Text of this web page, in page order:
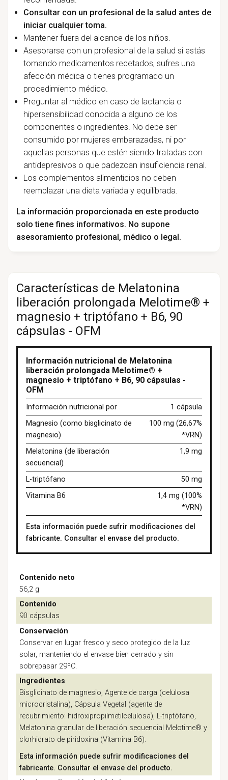
Consultar con un profesional de la salud antes de
iniciar cualquier toma.
Mantener fuera del alcance de los niños.
Asesorarse con un profesional de la salud si estás
tomando medicamentos recetados, sufres una
afección médica o tienes programado un
procedimiento médico.
Preguntar al médico en caso de lactancia o
hipersensibilidad conocida a alguno de los
componentes o ingredientes. No debe ser
consumido por mujeres embarazadas, ni por
aquellas personas que estén siendo tratadas con
antidepresivos o que padezcan insuficiencia renal.
Los complementos alimenticios no deben
reemplazar una dieta variada y equilibrada.
La información proporcionada en este producto
solo tiene fines informativos. No supone
asesoramiento profesional, médico o legal.
Características de Melatonina
liberación prolongada Melotime® +
magnesio + triptófano + B6, 90
cápsulas - OFM
Información nutricional de Melatonina
liberación prolongada Melotime® +
magnesio + triptófano + B6, 90 cápsulas -
OFM
Información nutricional por
1 cápsula
Magnesio (como bisglicinato de
magnesio)
100 mg (26,67%
*VRN)
Melatonina (de liberación
secuencial)
1,9 mg
L-triptófano
50 mg
Vitamina B6
1,4 mg (100%
*VRN)
Esta información puede sufrir modificaciones del
fabricante. Consultar el envase del producto.
Contenido neto
56,2 g
Contenido
90 cápsulas
Conservación
Conservar en lugar fresco y seco protegido de la luz
solar, manteniendo el envase bien cerrado y sin
sobrepasar 29ºC.
Ingredientes
Bisglicinato de magnesio, Agente de carga (celulosa
microcristalina), Cápsula Vegetal (agente de
recubrimiento: hidroxipropilmetilcelulosa), L-triptófano,
Melatonina granular de liberación secuencial Melotime® y
clorhidrato de piridoxina (Vitamina B6).
Esta información puede sufrir modificaciones del
fabricante. Consultar el envase del producto.